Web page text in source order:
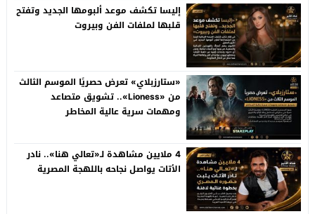
إليسا تكشف موعد ألبومها الجديد وتفتح
قلبها لملفات الفن وبيروت
«ستارزبلاي» تعرض حصريًا الموسم الثالث
من «Lioness».. تشويق متصاعد
ومهمات سرية عالية المخاطر
4 ملايين مشاهدة لـ«تعالي هنا».. نادر
الأتات يواصل نجاحه باللهجة المصرية